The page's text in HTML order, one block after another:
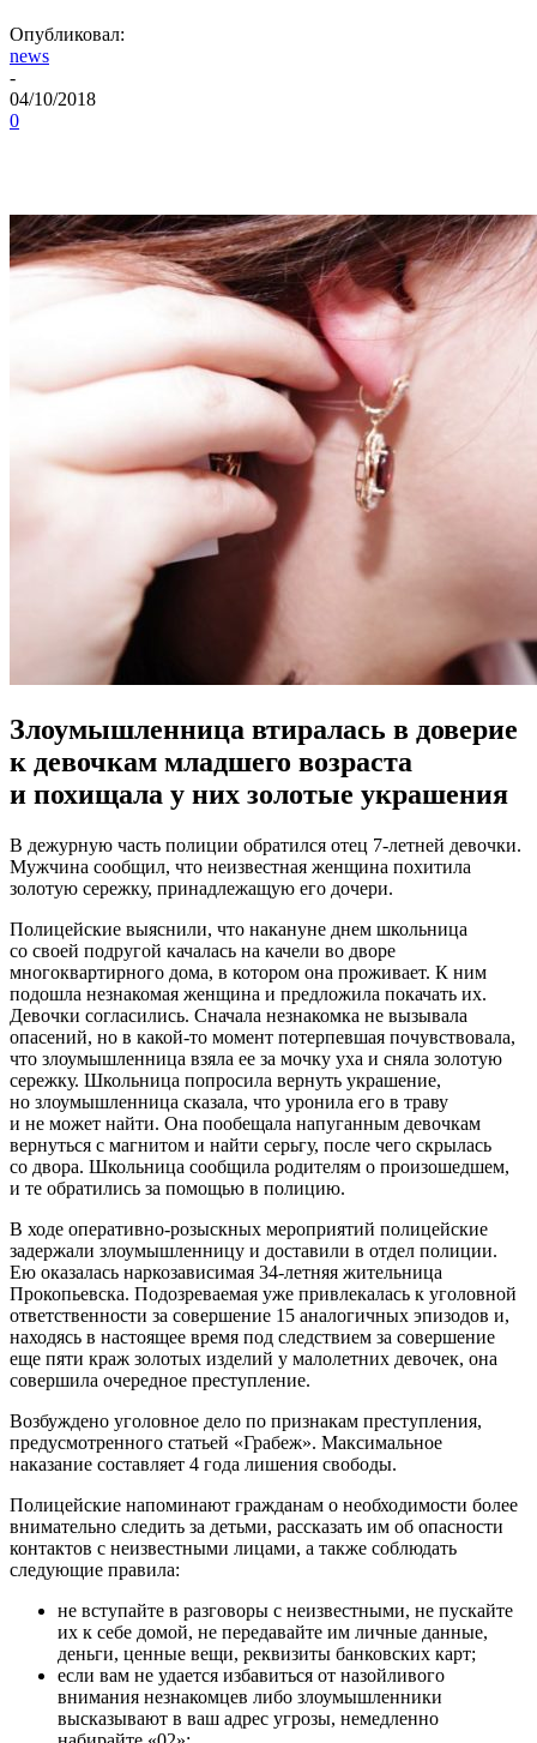
Опубликовал:
news
-
04/10/2018
0
Злоумышленница втиралась в доверие
к девочкам младшего возраста
и похищала у них золотые украшения
В дежурную часть полиции обратился отец 7-летней девочки.
Мужчина сообщил, что неизвестная женщина похитила
золотую сережку, принадлежащую его дочери.
Полицейские выяснили, что накануне днем школьница
со своей подругой качалась на качели во дворе
многоквартирного дома, в котором она проживает. К ним
подошла незнакомая женщина и предложила покачать их.
Девочки согласились. Сначала незнакомка не вызывала
опасений, но в какой-то момент потерпевшая почувствовала,
что злоумышленница взяла ее за мочку уха и сняла золотую
сережку. Школьница попросила вернуть украшение,
но злоумышленница сказала, что уронила его в траву
и не может найти. Она пообещала напуганным девочкам
вернуться с магнитом и найти серьгу, после чего скрылась
со двора. Школьница сообщила родителям о произошедшем,
и те обратились за помощью в полицию.
В ходе оперативно-розыскных мероприятий полицейские
задержали злоумышленницу и доставили в отдел полиции.
Ею оказалась наркозависимая 34-летняя жительница
Прокопьевска. Подозреваемая уже привлекалась к уголовной
ответственности за совершение 15 аналогичных эпизодов и,
находясь в настоящее время под следствием за совершение
еще пяти краж золотых изделий у малолетних девочек, она
совершила очередное преступление.
Возбуждено уголовное дело по признакам преступления,
предусмотренного статьей «Грабеж». Максимальное
наказание составляет 4 года лишения свободы.
Полицейские напоминают гражданам о необходимости более
внимательно следить за детьми, рассказать им об опасности
контактов с неизвестными лицами, а также соблюдать
следующие правила:
не вступайте в разговоры с неизвестными, не пускайте
их к себе домой, не передавайте им личные данные,
деньги, ценные вещи, реквизиты банковских карт;
если вам не удается избавиться от назойливого
внимания незнакомцев либо злоумышленники
высказывают в ваш адрес угрозы, немедленно